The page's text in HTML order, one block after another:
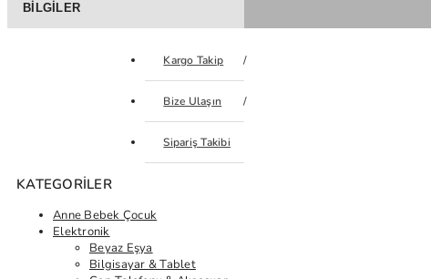
BILGILER
Kargo Takip
Bize Ulaşın
Sipariş Takibi
KATEGORILER
Anne Bebek Çocuk
Elektronik
Beyaz Eşya
Bilgisayar & Tablet